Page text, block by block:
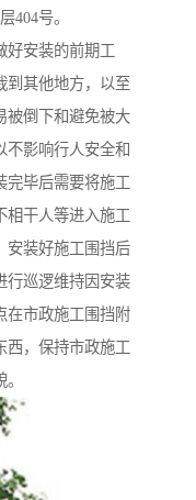
404号。
好安装的前期工
到其他地方，以至
被倒下和避免被大
不影响行人安全和
完毕后需要将施工
相干人等进入施工
安装好施工围挡后
行巡逻维持因安装
在市政施工围挡附
西，保持市政施工